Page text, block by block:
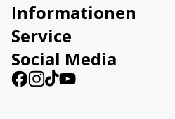
Informationen
Service
Social Media